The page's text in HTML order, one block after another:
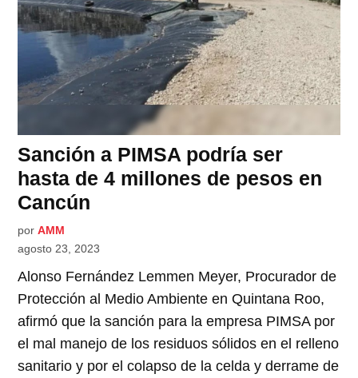
Sanción a PIMSA podría ser
hasta de 4 millones de pesos en
Cancún
por AMM
agosto 23, 2023
Alonso Fernández Lemmen Meyer, Procurador de
Protección al Medio Ambiente en Quintana Roo,
afirmó que la sanción para la empresa PIMSA por
el mal manejo de los residuos sólidos en el relleno
sanitario y por el colapso de la celda y derrame de